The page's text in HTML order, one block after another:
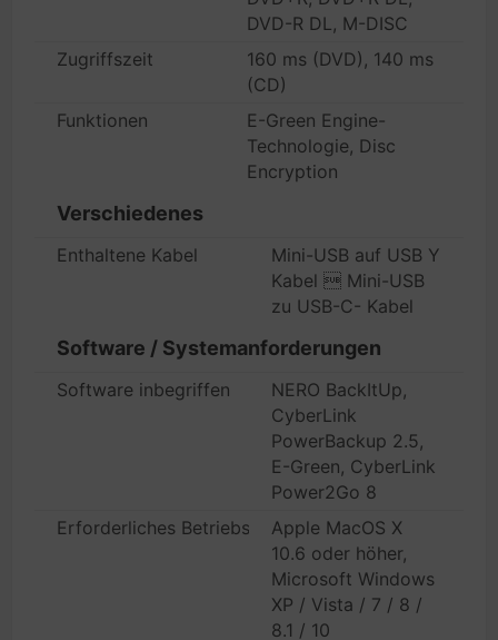
DVD-R DL, M-DISC
Zugriffszeit
160 ms (DVD), 140 ms
(CD)
Funktionen
E-Green Engine-
Technologie, Disc
Encryption
Verschiedenes
Enthaltene Kabel
Mini-USB auf USB Y
Kabel  Mini-USB
zu USB-C- Kabel
Software / Systemanforderungen
Software inbegriffen
NERO BackItUp,
CyberLink
PowerBackup 2.5,
E-Green, CyberLink
Power2Go 8
Erforderliches BetriebssystemApple MacOS X
10.6 oder höher,
Microsoft Windows
XP / Vista / 7 / 8 /
8.1 / 10